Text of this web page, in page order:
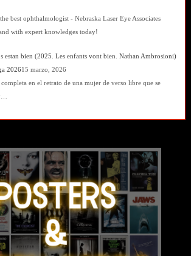
best ophthalmologist - Nebraska Laser Eye Associates
with expert knowledges today!
estan bien (2025. Les enfants vont bien. Nathan Ambrosioni)
202615 marzo, 2026
en el retrato de una mujer de verso libre que se